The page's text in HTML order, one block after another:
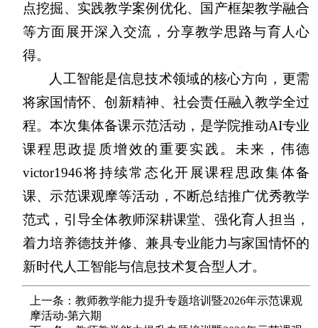
点挖掘、实践教学案例优化、国产框架教学融合
等方面展开深入交流，分享教学思路与育人心
得。
人工智能是信息技术领域的核心方向，更需
将家国情怀、创新精神、社会责任融入教学全过
程。本次集体备课示范活动，是学院推动AI专业
课程思政提质增效的重要实践。未来，伟德
victor1946将持续常态化开展课程思政集体备
课、示范课观摩等活动，不断总结推广优秀教学
范式，引导全体教师深耕课堂、强化育人担当，
着力培养德技并修、兼具专业能力与家国情怀的
新时代人工智能与信息技术复合型人才。
上一条：教师教学能力提升专题培训暨2026年示范课观
摩活动-第六期